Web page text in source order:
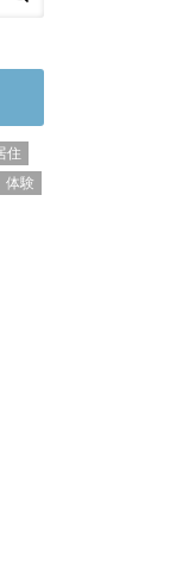
住
体験